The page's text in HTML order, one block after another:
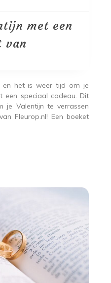
met
een
met een
van
en het is weer tijd om je
een speciaal cadeau. Dit
je Valentijn te verrassen
Fleurop.nl! Een boeket